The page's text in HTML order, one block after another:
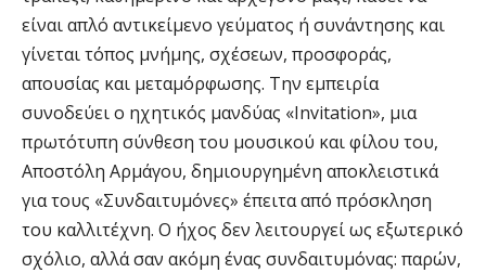
είναι απλό αντικείμενο γεύματος ή συνάντησης και
γίνεται τόπος μνήμης, σχέσεων, προσφοράς,
απουσίας και μεταμόρφωσης. Την εμπειρία
συνοδεύει ο ηχητικός μανδύας «Invitation», μια
πρωτότυπη σύνθεση του μουσικού και φίλου του,
Αποστόλη Αρμάγου, δημιουργημένη αποκλειστικά
για τους «Συνδαιτυμόνες» έπειτα από πρόσκληση
του καλλιτέχνη. Ο ήχος δεν λειτουργεί ως εξωτερικό
σχόλιο, αλλά σαν ακόμη ένας συνδαιτυμόνας: παρών,